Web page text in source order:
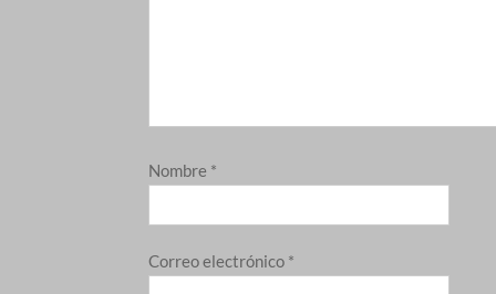
Nombre *
Correo electrónico *